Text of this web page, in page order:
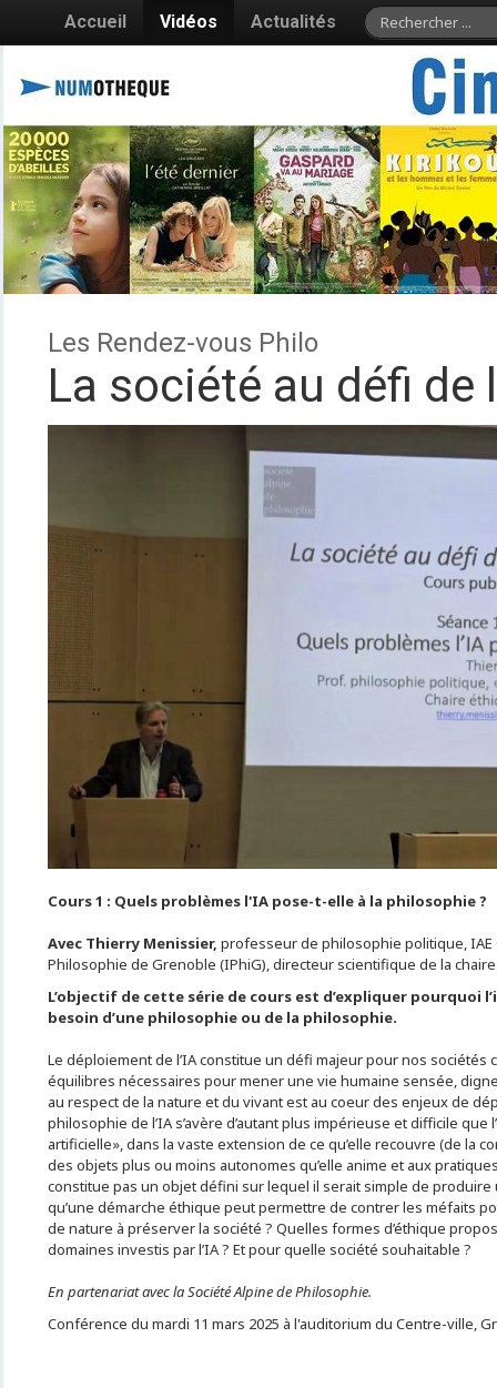
Accueil Vidéos Actualités
Les Rendez-vous Philo
La société au défi de
Cours 1 : Quels problèmes l'IApose-t-elle à la philosophie ?
Avec Thierry Menissier, professeur de philosophie politique, IAE
Philosophie de Grenoble (IPhiG), directeur scientifique de la
L’objectif de cette série de cours est d’expliquer pourquoi
besoin d’une philosophie ou de la philosophie.
Le déploiement de l’IA constitue un défi majeur pour nos sociétés
équilibres nécessaires pour mener une vie humaine sensée,
au respect de la nature et du vivant est au coeur des enjeux de
philosophie de l’IA s’avère d’autant plus impérieuse et difficile que
artificielle», dans la vaste extension de ce qu’elle recouvre (de la
des objets plus ou moins autonomes qu’elle anime et aux
constitue pas un objet défini sur lequel il serait simple de produire
qu’une démarche éthique peut permettre de contrer les méfaits
de nature à préserver la société ? Quelles formes d’éthique
domaines investis par l’IA ? Et pour quelle société souhaitable ?
En partenariat avec la Société Alpine de Philosophie.
Conférence du mardi 11 mars 2025 à l'auditorium du Centre-ville,